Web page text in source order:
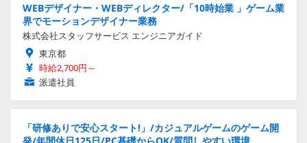
WEBデザイナー・WEBディレクター/「10時始業 」ゲーム業
界でモーションデザイナー業務
株式会社スタッフサービス エンジニアガイド
東京都
時給2,700円～
派遣社員
「研修ありで安心スタート!」/カジュアルゲームのゲーム開